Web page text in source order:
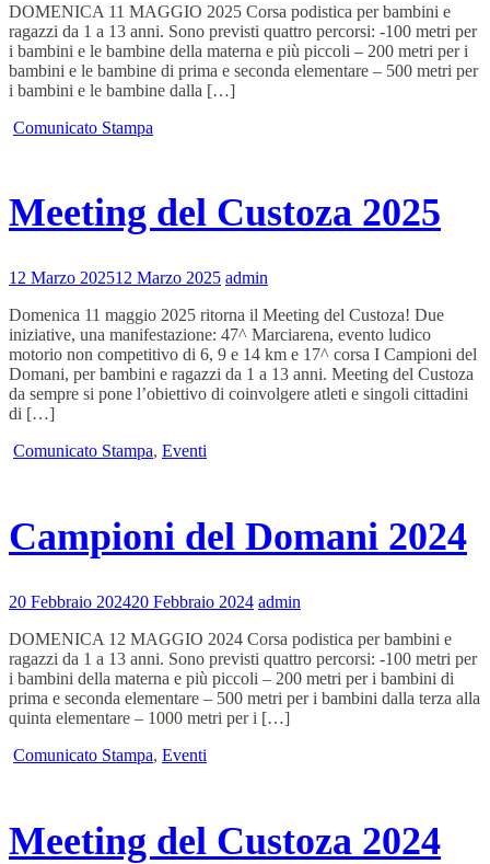
DOMENICA 11 MAGGIO 2025 Corsa podistica per bambini e
ragazzi da 1 a 13 anni. Sono previsti quattro percorsi: -100 metri per
i bambini e le bambine della materna e più piccoli – 200 metri per i
bambini e le bambine di prima e seconda elementare – 500 metri per
i bambini e le bambine dalla […]
Comunicato Stampa
Meeting del Custoza 2025
12 Marzo 202512 Marzo 2025 admin
Domenica 11 maggio 2025 ritorna il Meeting del Custoza! Due
iniziative, una manifestazione: 47^ Marciarena, evento ludico
motorio non competitivo di 6, 9 e 14 km e 17^ corsa I Campioni del
Domani, per bambini e ragazzi da 1 a 13 anni. Meeting del Custoza
da sempre si pone l’obiettivo di coinvolgere atleti e singoli cittadini
di […]
Comunicato Stampa, Eventi
Campioni del Domani 2024
20 Febbraio 202420 Febbraio 2024 admin
DOMENICA 12 MAGGIO 2024 Corsa podistica per bambini e
ragazzi da 1 a 13 anni. Sono previsti quattro percorsi: -100 metri per
i bambini della materna e più piccoli – 200 metri per i bambini di
prima e seconda elementare – 500 metri per i bambini dalla terza alla
quinta elementare – 1000 metri per i […]
Comunicato Stampa, Eventi
Meeting del Custoza 2024